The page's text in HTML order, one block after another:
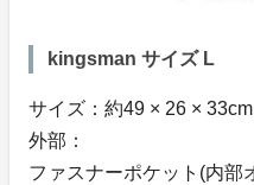
kingsman サイズ L
サイズ：約49 × 26 × 33cm
外部：
ファスナーポケット(内部